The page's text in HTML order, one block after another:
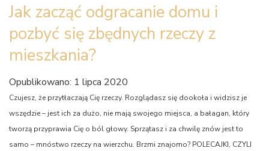
Jak zacząć odgracanie domu i
pozbyć się zbędnych rzeczy z
mieszkania?
Opublikowano: 1 lipca 2020
Czujesz, że przytłaczają Cię rzeczy. Rozglądasz się dookoła i widzisz je
wszędzie – jest ich za dużo, nie mają swojego miejsca, a bałagan, który
tworzą przyprawia Cię o ból głowy. Sprzątasz i za chwilę znów jest to
samo – mnóstwo rzeczy na wierzchu. Brzmi znajomo? POLECAJKI, CZYLI